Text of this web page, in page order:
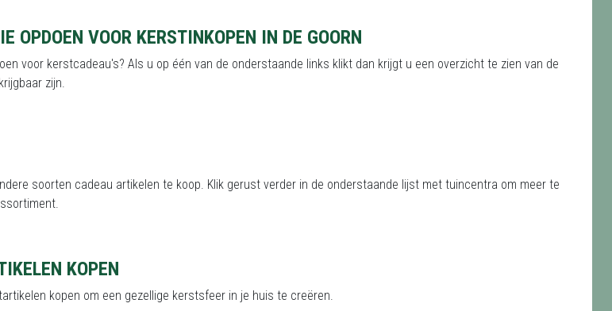
OPDOEN VOOR KERSTINKOPEN IN DE GOORN
voor kerstcadeau's? Als u op één van de onderstaande links klikt dan krijgt u een overzicht te zien van de
zijn.
soorten cadeau artikelen te koop. Klik gerust verder in de onderstaande lijst met tuincentra om meer te
KOPEN
kopen om een gezellige kerstsfeer in je huis te creëren.